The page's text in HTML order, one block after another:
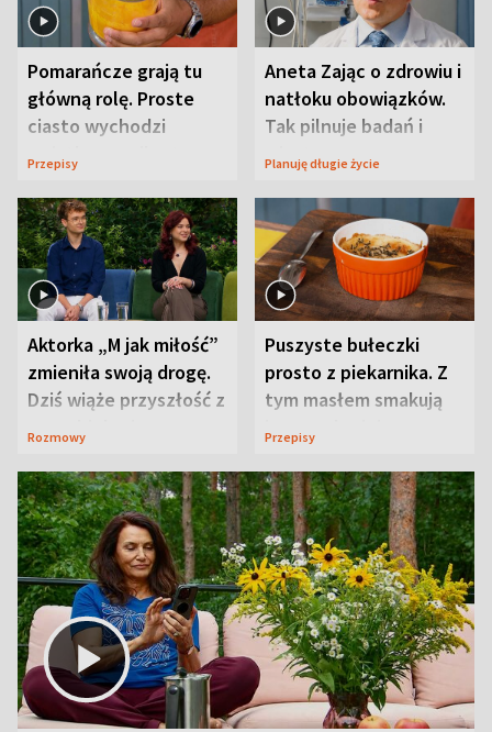
Pomarańcze grają tu
główną rolę. Proste
ciasto wychodzi
wyjątkowo wilgotne
Przepisy
Aneta Zając o zdrowiu i
natłoku obowiązków.
Tak pilnuje badań i
wizyt
Planuję długie życie
Aktorka „M jak miłość”
zmieniła swoją drogę.
Dziś wiąże przyszłość z
neurobiologią
Rozmowy
Puszyste bułeczki
prosto z piekarnika. Z
tym masłem smakują
jeszcze lepiej
Przepisy